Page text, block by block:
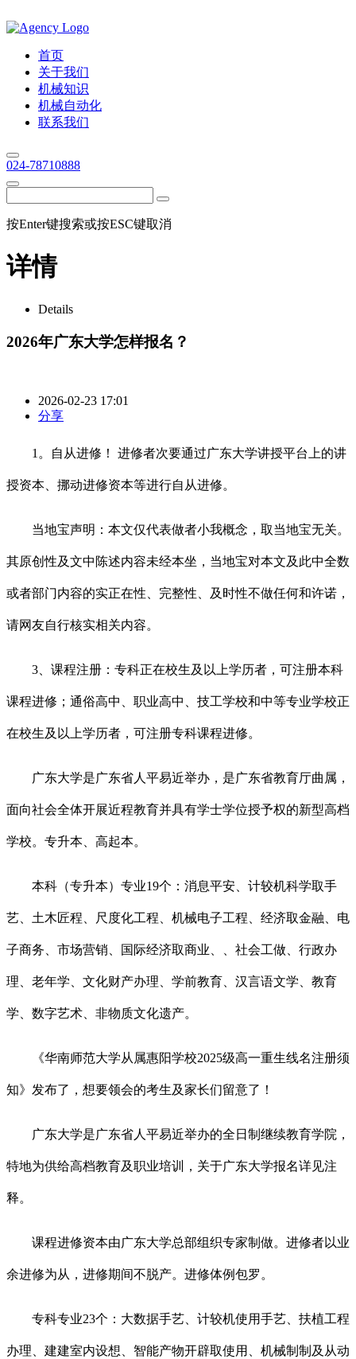
首页
关于我们
机械知识
机械自动化
联系我们
024-78710888
按Enter键搜索或按ESC键取消
详情
Details
2026年广东大学怎样报名？
2026-02-23 17:01
分享
1。自从进修！ 进修者次要通过广东大学讲授平台上的讲
授资本、挪动进修资本等进行自从进修。
当地宝声明：本文仅代表做者小我概念，取当地宝无关。
其原创性及文中陈述内容未经本坐，当地宝对本文及此中全数
或者部门内容的实正在性、完整性、及时性不做任何和许诺，
请网友自行核实相关内容。
3、课程注册：专科正在校生及以上学历者，可注册本科
课程进修；通俗高中、职业高中、技工学校和中等专业学校正
在校生及以上学历者，可注册专科课程进修。
广东大学是广东省人平易近举办，是广东省教育厅曲属，
面向社会全体开展近程教育并具有学士学位授予权的新型高档
学校。专升本、高起本。
本科（专升本）专业19个：消息平安、计较机科学取手
艺、土木匠程、尺度化工程、机械电子工程、经济取金融、电
子商务、市场营销、国际经济取商业、、社会工做、行政办
理、老年学、文化财产办理、学前教育、汉言语文学、教育
学、数字艺术、非物质文化遗产。
《华南师范大学从属惠阳学校2025级高一重生线名注册须
知》发布了，想要领会的考生及家长们留意了！
广东大学是广东省人平易近举办的全日制继续教育学院，
特地为供给高档教育及职业培训，关于广东大学报名详见注
释。
课程进修资本由广东大学总部组织专家制做。进修者以业
余进修为从，进修期间不脱产。进修体例包罗。
专科专业23个：大数据手艺、计较机使用手艺、扶植工程
办理、建建室内设想、智能产物开辟取使用、机械制制及从动